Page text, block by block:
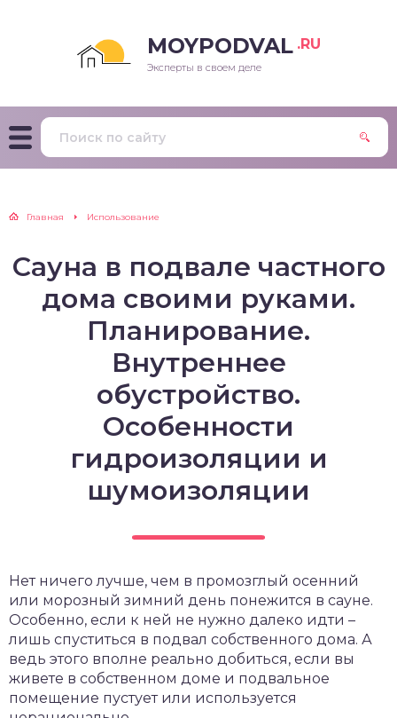
MOYPODVAL .RU
Эксперты в своем деле
Главная Использование
Сауна в подвале частного
дома своими руками.
Планирование.
Внутреннее
обустройство.
Особенности
гидроизоляции и
шумоизоляции
Нет ничего лучше, чем в промозглый осенний
или морозный зимний день понежится в сауне.
Особенно, если к ней не нужно далеко идти –
лишь спуститься в подвал собственного дома. А
ведь этого вполне реально добиться, если вы
живете в собственном доме и подвальное
помещение пустует или используется